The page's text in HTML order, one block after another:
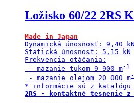
Ložisko 60/22 2RS
Made in Japan
Dynamická únosnosť: 9,40 kN
Statická únosnosť: 5,15 kN
Frekvencia otáčania:
- mazanie tukom 9 900 m
- mazanie olejom 20 000 m